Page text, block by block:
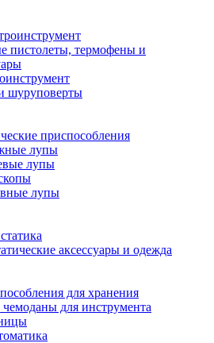
пистолеты, термофены и
шуруповерты
приспособления
лупы
лупы
лупы
аксессуары и одежда
для хранения
для инструмента